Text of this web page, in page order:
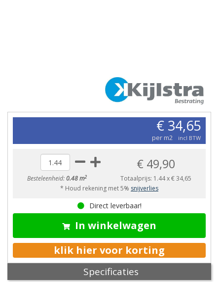
€ 34,65
per m2 incl BTW
Besteleenheid:0.48 m2
€ 49,90
Totaalprijs: 1.44x€ 34,65
* Houd rekening met 5% snijverlies
Direct leverbaar!
In winkelwagen
klik hier voor korting
Specificaties